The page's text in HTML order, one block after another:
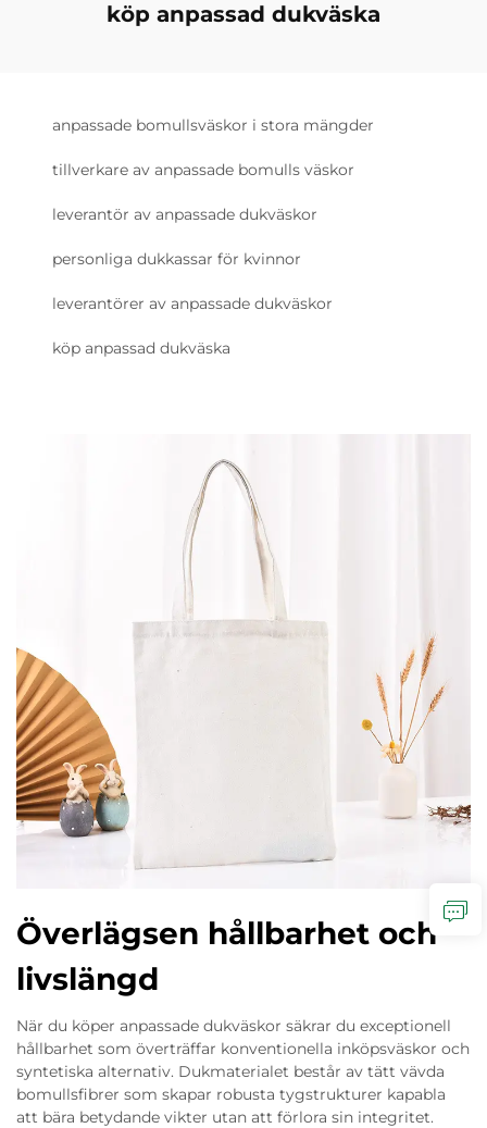
köp anpassad dukväska
anpassade bomullsväskor i stora mängder
tillverkare av anpassade bomulls väskor
leverantör av anpassade dukväskor
personliga dukkassar för kvinnor
leverantörer av anpassade dukväskor
köp anpassad dukväska
Överlägsen hållbarhet och
livslängd
När du köper anpassade dukväskor säkrar du exceptionell
hållbarhet som överträffar konventionella inköpsväskor och
syntetiska alternativ. Dukmaterialet består av tätt vävda
bomullsfibrer som skapar robusta tygstrukturer kapabla
att bära betydande vikter utan att förlora sin integritet.